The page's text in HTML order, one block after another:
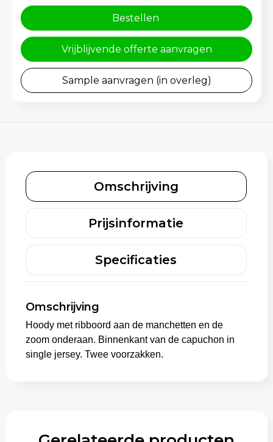
Strandtassen
Toilettassen
Waterbestendige tassen
Tablettassen
Bestellen
Vrijblijvende offerte aanvragen
Sample aanvragen (in overleg)
Omschrijving
Prijsinformatie
Specificaties
Omschrijving
Hoody met ribboord aan de manchetten en de
zoom onderaan. Binnenkant van de capuchon in
single jersey. Twee voorzakken.